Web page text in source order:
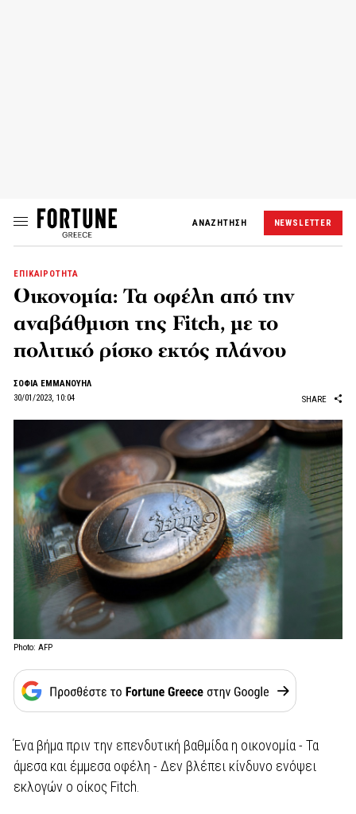
ΑΝΑΖΗΤΗΣΗ NEWSLETTER
ΕΠΙΚΑΙΡΟΤΗΤΑ
Οικονομία: Τα οφέλη από την
αναβάθμιση της Fitch, με το
πολιτικό ρίσκο εκτός πλάνου
ΣΟΦΙΑ ΕΜΜΑΝΟΥΗΛ
30/01/2023, 10:04
SHARE
Photo: AFP
Ένα βήμα πριν την επενδυτική βαθμίδα η οικονομία - Τα
άμεσα και έμμεσα οφέλη - Δεν βλέπει κίνδυνο ενόψει
εκλογών ο οίκος Fitch.